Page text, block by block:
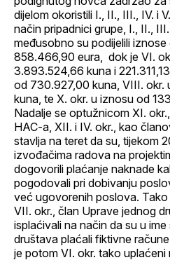
dijelom okoristili I., II., III., IV. i
način pripadnici grupe, I., II.,
međusobno su podijelili
858.466,90 eura, dok je VI.
3.893.524,66 kuna i
od 730.927,00 kuna, VIII. okr.
kuna, te X. okr. u iznosu od
Nadalje se optužnicom XI.
HAC-a, XII. i IV. okr., kao
stavlja na teret da su, tijekom
izvođačima radova na
dogovorili plaćanje naknade
pogodovali pri dobivanju
već ugovorenih poslova.
VII. okr., član Uprave jednog
isplaćivali na način da su u
društava plaćali fiktivne
je potom VI. okr. tako